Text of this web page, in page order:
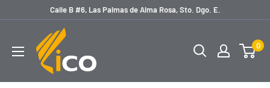
contenido
Calle B #6, Las Palmas de Alma Rosa, Sto. Dgo. E.
licoferreteria
0